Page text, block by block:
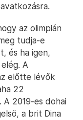
az olimpián
tudja-e
és ha igen,
A
előtte lévők
22
2019-es dohai
a brit Dina